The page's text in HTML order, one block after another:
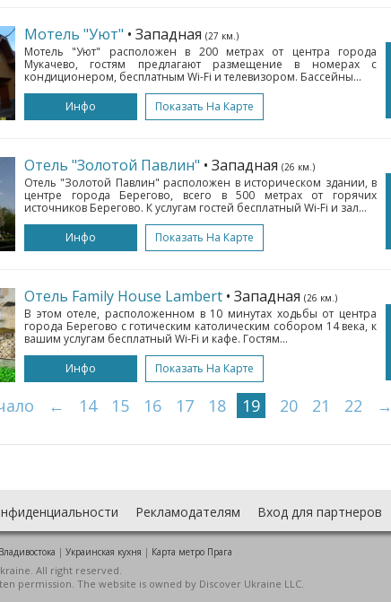
Мотель "Уют" • Западная (27 км.)
Мотель "Уют" расположен в 200 метрах от центра города
Мукачево, гостям предлагают размещение в номерах с
кондиционером, бесплатным Wi-Fi и телевизором. Бассейны...
Инфо
Показать На Карте
Отель "Золотой Павлин" • Западная (26 км.)
Отель "Золотой Павлин" расположен в историческом здании, в
центре города Берегово, всего в 500 метрах от горячих
источников Берегово. К услугам гостей бесплатный Wi-Fi и зал...
Инфо
Показать На Карте
Отель Family House Lambert • Западная (26 км.)
В этом отеле, расположенном в 10 минутах ходьбы от центра
города Берегово с готическим католическим собором 14 века, к
вашим услугам бесплатный Wi-Fi и кафе. Гостям...
Инфо
Показать На Карте
← 14 15 16 17 18 19 20 21 22 →
Рекламодателям Вход для партнеров
| Украинская кухня | Карта метро Прага
All right reserved.
permission. The website is owned by Discover Ukraine LLC.